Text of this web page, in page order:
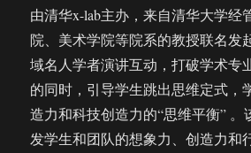
由清华x-lab主办，来自清华大学经
院、美术学院等院系的教授联名发
域名人学者演讲互动，打破学术专
的同时，引导学生跳出思维定式，
造力和科技创造力的“思维平衡” 。
发学生和团队的想象力、创造力和